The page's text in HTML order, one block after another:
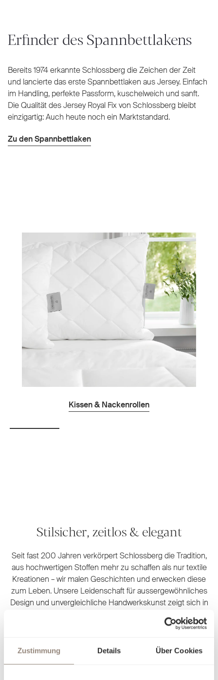
Zustimmung Details Über Cookies
Erfinder des Spannbettlakens
Bereits 1974 erkannte Schlossberg die Zeichen der Zeit
und lancierte das erste Spannbettlaken aus Jersey. Einfach
im Handling, perfekte Passform, kuschelweich und sanft.
Die Qualität des Jersey Royal Fix von Schlossberg bleibt
einzigartig: Auch heute noch ein Marktstandard.
Zu den Spannbettlaken
Kissen & Nackenrollen
Stilsicher, zeitlos & elegant
Seit fast 200 Jahren verkörpert Schlossberg die Tradition,
aus hochwertigen Stoffen mehr zu schaffen als nur textile
Kreationen – wir malen Geschichten und erwecken diese
zum Leben. Unsere Leidenschaft für aussergewöhnliches
Design und unvergleichliche Handwerkskunst zeigt sich in
ursprünglichen Standort in unserem hauseigenen Atelier
Rückzugsort in eine persönliche Wohlfühloase verwandeln